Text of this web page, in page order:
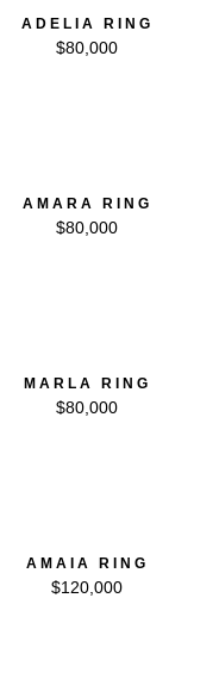
ADELIA RING
$80,000
AMARA RING
$80,000
MARLA RING
$80,000
AMAIA RING
$120,000